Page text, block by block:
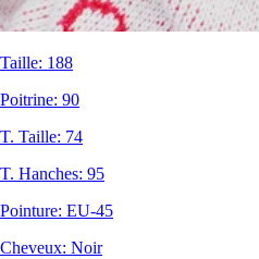
Taille: 188
Poitrine: 90
T. Taille: 74
T. Hanches: 95
Pointure: EU-45
Cheveux: Noir